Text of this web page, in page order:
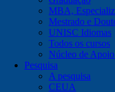
MBA,
Mestrado e
UNISC Idiomas
Todos os cursos
Núcleo de
Pesquisa
A pesquisa
CEUA